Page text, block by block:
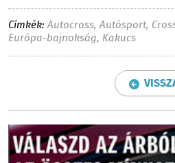
Címkék: Autocross, Autósport,
Európa-bajnokság, Kakucs